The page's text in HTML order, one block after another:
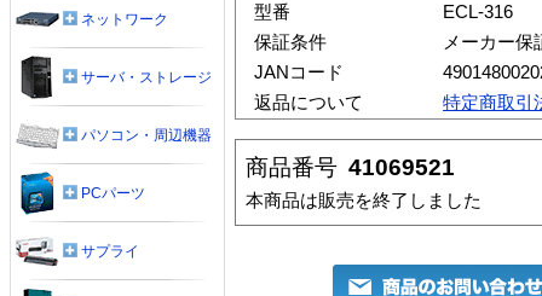
型番
ECL-316
保証条件
メーカー保
JANコード
返品について
特定商取引
商品番号 41069521
本商品は販売を終了しました
ネットワーク
サーバ・ストレージ
パソコン・周辺機器
PCパーツ
サプライ